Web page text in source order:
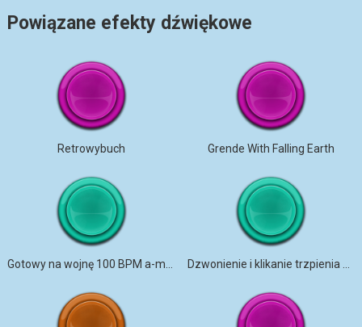
Powiązane efekty dźwiękowe
Retrowybuch Grende With Falling Earth